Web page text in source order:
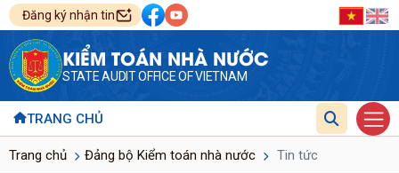
Đăng ký nhận tin
KIỂM TOÁN NHÀ NƯỚC
STATE AUDIT OFFICE OF VIETNAM
TRANG CHỦ
Trang chủ Đảng bộ Kiểm toán nhà nước Tin tức